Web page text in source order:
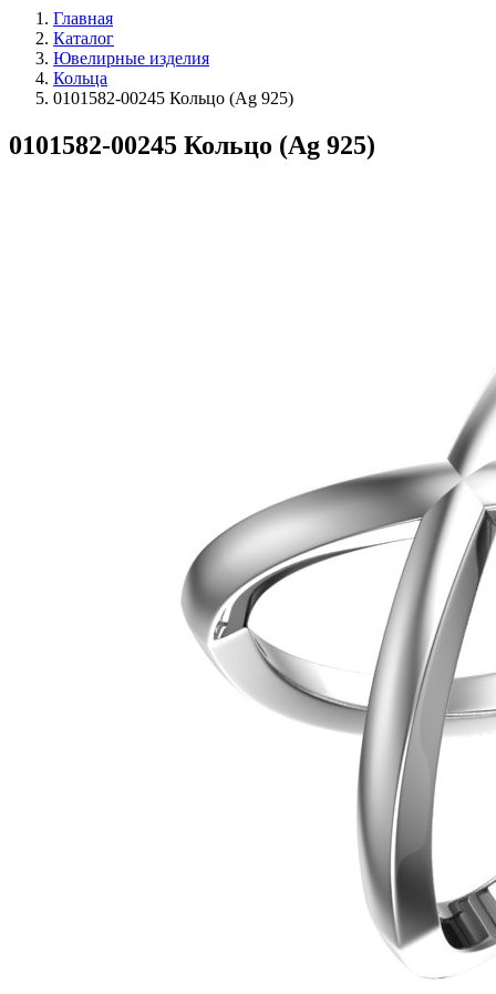
Главная
Каталог
Ювелирные изделия
Кольца
0101582-00245 Кольцо (Ag 925)
0101582-00245 Кольцо (Ag 925)